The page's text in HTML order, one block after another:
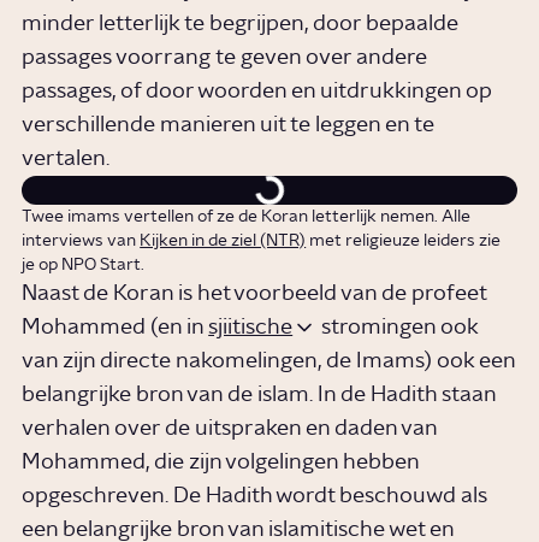
minder letterlijk te begrijpen, door bepaalde
passages voorrang te geven over andere
passages, of door woorden en uitdrukkingen op
verschillende manieren uit te leggen en te
vertalen.
Twee imams vertellen of ze de Koran letterlijk nemen. Alle
interviews van Kijken in de ziel (NTR) met religieuze leiders zie
je op NPO Start.
Naast de Koran is het voorbeeld van de profeet
Mohammed (en insjiitische
stromingen ook
van zijn directe nakomelingen, de Imams) ook een
belangrijke bron van de islam. In de Hadith staan
verhalen over de uitspraken en daden van
Mohammed, die zijn volgelingen hebben
opgeschreven. De Hadith wordt beschouwd als
een belangrijke bron van islamitische wet en